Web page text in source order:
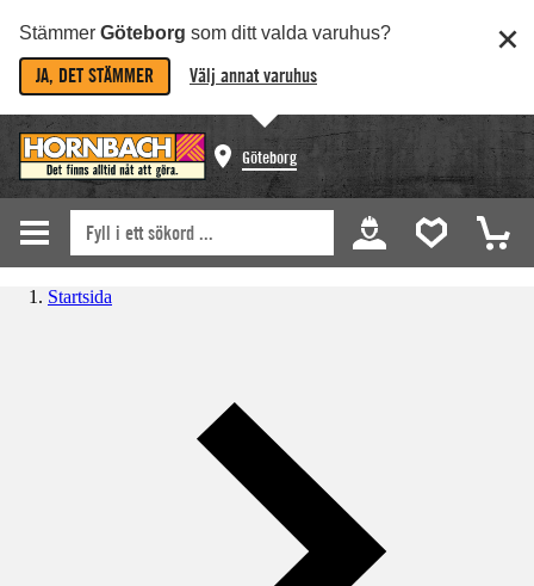
Stämmer Göteborg som ditt valda varuhus?
JA, DET STÄMMER Välj annat varuhus
Göteborg
Startsida